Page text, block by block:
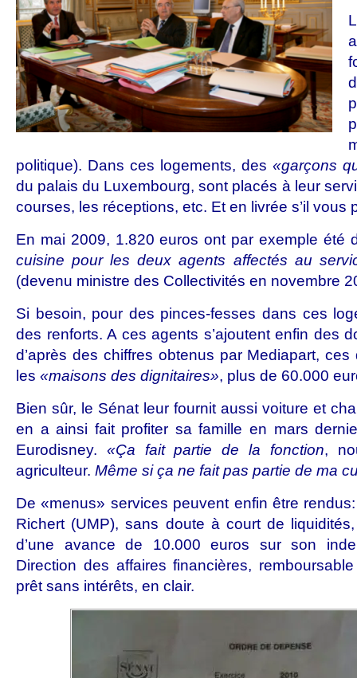
politique). Dans ces logements, des «garçons
du palais du Luxembourg, sont placés à leur
courses, les réceptions, etc. Et en livrée s’il vous
En mai 2009, 1.820 euros ont par exemple été
cuisine pour les deux agents affectés au
(devenu ministre des Collectivités en novembre
Si besoin, pour des pinces-fesses dans ces
des renforts. A ces agents s’ajoutent enfin des
d’après des chiffres obtenus par Mediapart,
les «maisons des dignitaires», plus de 60.000
Bien sûr, le Sénat leur fournit aussi voiture et
en a ainsi fait profiter sa famille en mars
Eurodisney. «Ça fait partie de la fonction,
agriculteur. Même si ça ne fait pas partie de ma
De «menus» services peuvent enfin être
Richert (UMP), sans doute à court de
d’une avance de 10.000 euros sur son
Direction des affaires financières,
prêt sans intérêts, en clair.